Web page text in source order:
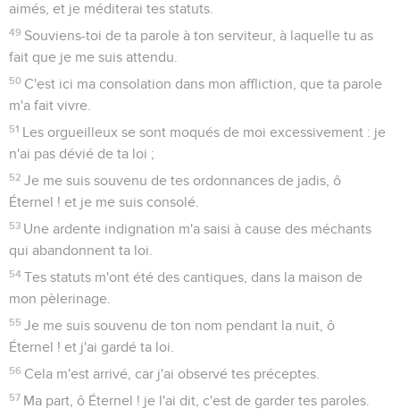
aimés, et je méditerai tes statuts.
49 Souviens-toi de ta parole à ton serviteur, à laquelle tu as
fait que je me suis attendu.
50 C'est ici ma consolation dans mon affliction, que ta parole
m'a fait vivre.
51 Les orgueilleux se sont moqués de moi excessivement : je
n'ai pas dévié de ta loi ;
52 Je me suis souvenu de tes ordonnances de jadis, ô
Éternel ! et je me suis consolé.
53 Une ardente indignation m'a saisi à cause des méchants
qui abandonnent ta loi.
54 Tes statuts m'ont été des cantiques, dans la maison de
mon pèlerinage.
55 Je me suis souvenu de ton nom pendant la nuit, ô
Éternel ! et j'ai gardé ta loi.
56 Cela m'est arrivé, car j'ai observé tes préceptes.
57 Ma part, ô Éternel ! je l'ai dit, c'est de garder tes paroles.